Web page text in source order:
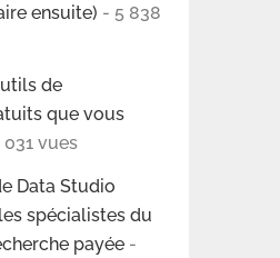
ensuite) - 5 838
de
que vous
031 vues
Data Studio
spécialistes du
payée -